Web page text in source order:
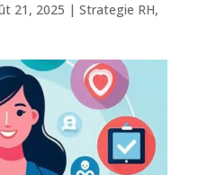
21, 2025 | Strategie RH,